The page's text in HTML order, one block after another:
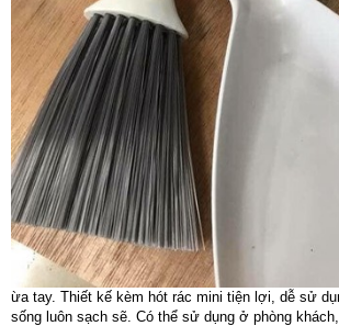
ừa tay. Thiết kế kèm hót rác mini tiện lợi, dễ sử
sống luôn sạch sẽ. Có thể sử dụng ở phòng